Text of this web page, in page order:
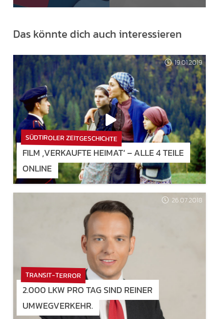
Das könnte dich auch interessieren
19.01.2019
SÜDTIROLER ZEITGESCHICHTE
FILM ‚VERKAUFTE HEIMAT‘ – ALLE 4 TEILE
ONLINE
26.07.2018
TRANSIT-TERROR
2.000 LKW PRO TAG SIND REINER
UMWEGVERKEHR.